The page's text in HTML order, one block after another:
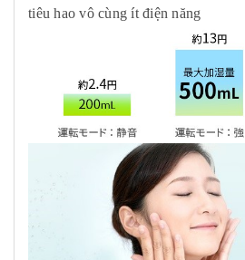
tiêu hao vô cùng ít điện năng